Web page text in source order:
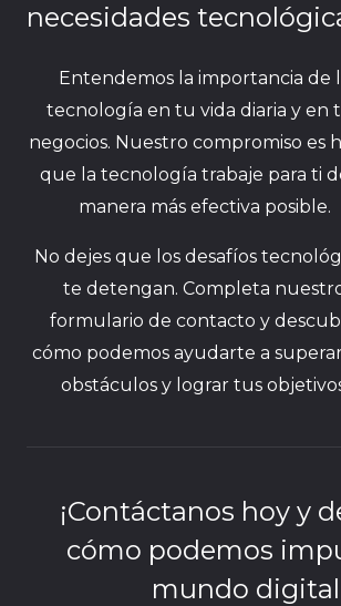
necesidades
Entendemos la importancia de
tecnología en tu vida diaria y en
negocios. Nuestro compromiso es
que la tecnología trabaje para ti
manera más efectiva posible.
No dejes que los desafíos
te detengan. Completa
formulario de contacto y
cómo podemos ayudarte a
obstáculos y lograr tus
¡Contáctanos hoy y
cómo podemos
mundo